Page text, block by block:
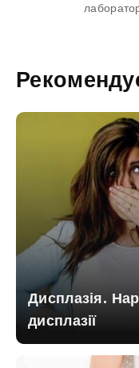
Дисплазія.
дисплазії